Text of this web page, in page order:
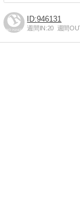
946131
週間IN:20 週間